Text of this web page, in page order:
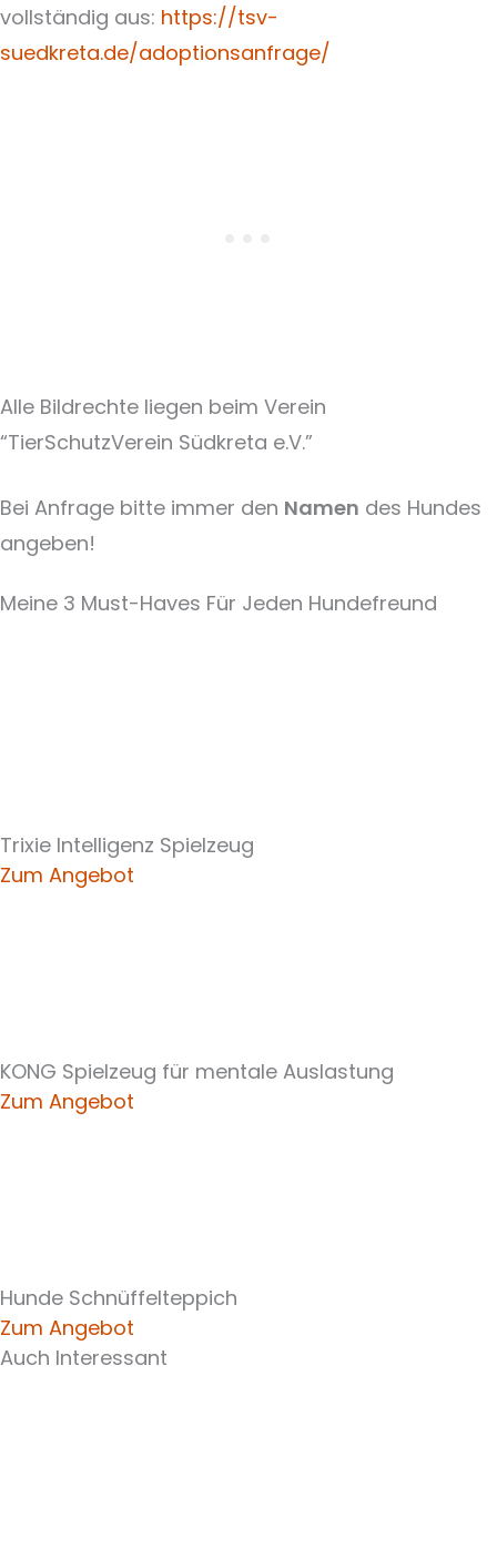
vollständig aus: https://tsv-
suedkreta.de/adoptionsanfrage/
Alle Bildrechte liegen beim Verein
“TierSchutzVerein Südkreta e.V.”
Bei Anfrage bitte immer den Namen des Hundes
angeben!
Meine 3 Must-Haves Für Jeden Hundefreund​
Trixie Intelligenz Spielzeug
Zum Angebot
KONG Spielzeug für mentale Auslastung
Zum Angebot
Hunde Schnüffelteppich
Zum Angebot
Auch Interessant